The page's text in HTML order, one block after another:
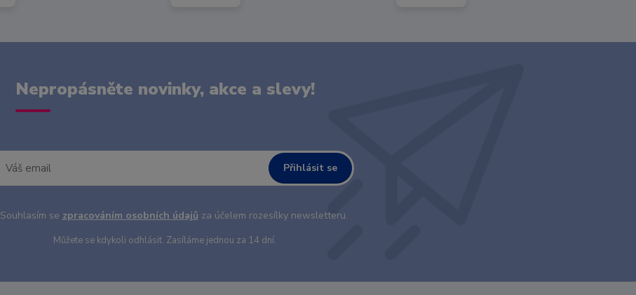
Nepropásněte novinky, akce a slevy!
Přihlásit se
Souhlasím se zpracováním osobních údajů za účelem rozesílky newsletteru.
Můžete se kdykoli odhlásit. Zasíláme jednou za 14 dní.